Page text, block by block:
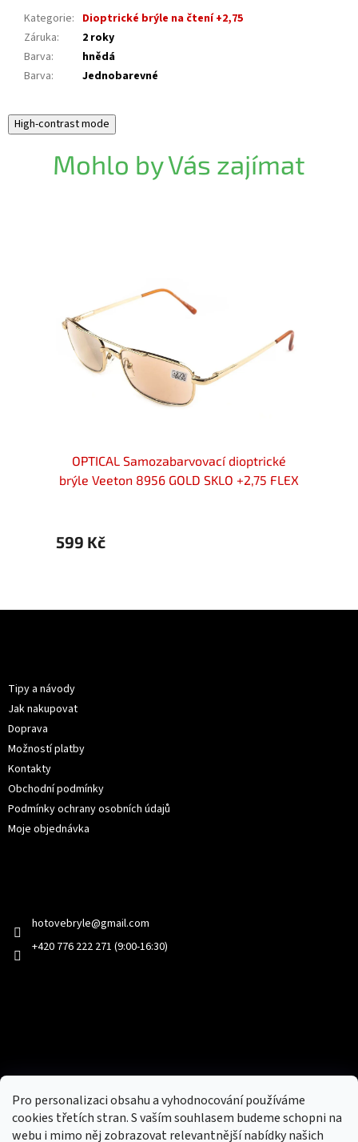
Pro personalizaci obsahu a vyhodnocování používáme
cookies třetích stran. S vaším souhlasem budeme schopni na
webu i mimo něj zobrazovat relevantnější nabídky našich
Kategorie: Dioptrické brýle na čtení +2,75
Záruka:
2 roky
Barva:
hnědá
Barva: Jednobarevné
High-contrast mode
Mohlo by Vás zajímat
OPTICAL Samozabarvovací dioptrické
brýle Veeton 8956 GOLD SKLO +2,75 FLEX
599 Kč
Tipy a návody
Jak nakupovat
Doprava
Možností platby
Kontakty
Obchodní podmínky
Podmínky ochrany osobních údajů
Moje objednávka
hotovebryle@gmail.com
+420 776 222 271 (9:00-16:30)